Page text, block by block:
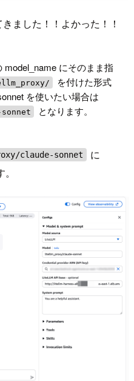
ました！！よかった！！
model_name にそのまま指
を付けた形式
を使いたい場合は
となります。
claude-sonnet
に